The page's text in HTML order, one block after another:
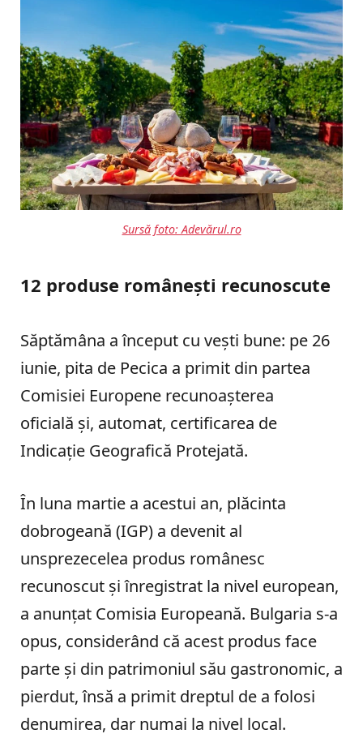
Sursă foto: Adevărul.ro
12 produse românești recunoscute
Săptămâna a început cu vești bune: pe 26
iunie, pita de Pecica a primit din partea
Comisiei Europene recunoașterea
oficială și, automat, certificarea de
Indicație Geografică Protejată.
În luna martie a acestui an, plăcinta
dobrogeană (IGP) a devenit al
unsprezecelea produs românesc
recunoscut și înregistrat la nivel european,
a anunţat Comisia Europeană. Bulgaria s-a
opus, considerând că acest produs face
parte și din patrimoniul său gastronomic, a
pierdut, însă a primit dreptul de a folosi
denumirea, dar numai la nivel local.